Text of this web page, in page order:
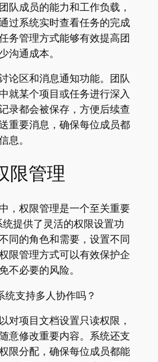
队成员的能力和工作负载，
过系统实时查看任务的完成
务管理方式能够有效提高团
沟通成本。
论区和消息通知功能。团队
就某个项目或任务进行深入
录都会被保存，方便后续查
重要消息，确保每位成员都
息。
限管理
，权限管理是一个至关重要
提供了灵活的权限设置功
同的角色和需要，设置不同
限管理方式可以有效保护企
不必要的风险。
对项目文档设置只读权限，
意修改重要内容。系统还支
限分配，确保每位成员都能